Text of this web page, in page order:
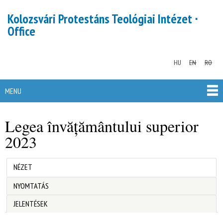
main
Kolozsvári Protestáns Teológiai Intézet ∙
Office
HU EN RO
MENU
Legea învățământului superior
2023
Primary tabs
NÉZET
(ACTIVE TAB)
NYOMTATÁS
JELENTÉSEK